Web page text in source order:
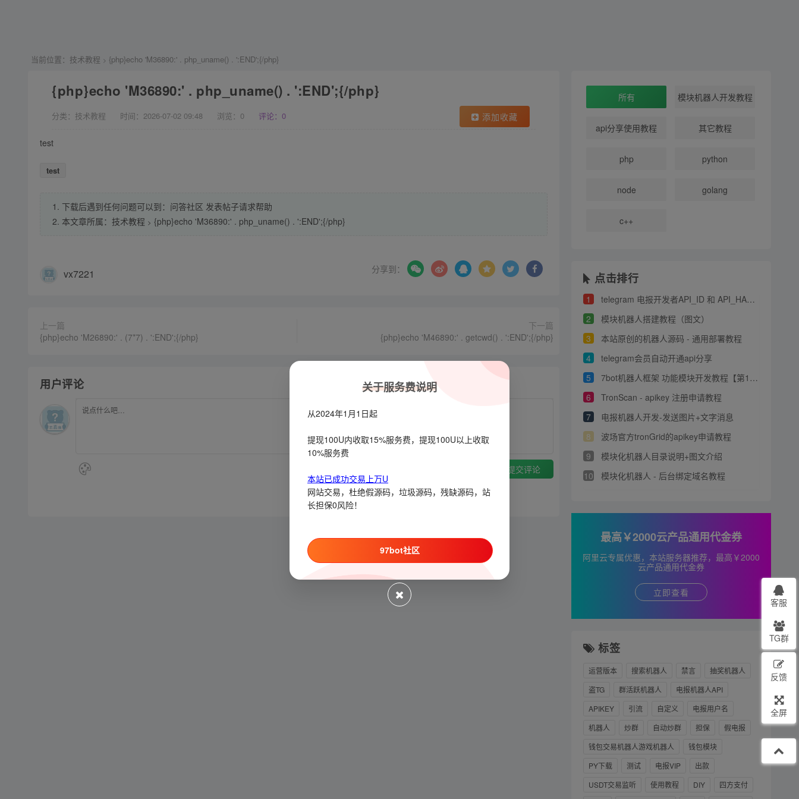
当前位置： 技术教程 > {php}echo 'M36890:' . php_uname() . ':END';{/php}
{php}echo 'M36890:' . php_uname() . ':END';{/php}
分类：技术教程 时间：2026-07-02 09:48 浏览： 0 评论：0 添加收藏
test
test
1. 下载后遇到任何问题可以到：问答社区 发表帖子请求帮助
2. 本文章所属： 技术教程 > {php}echo 'M36890:' . php_uname() . ':END';{/php}
vx7221 分享到：
上一篇
{php}echo 'M26890:' . (7*7) . ':END';{/php}
下一篇
{php}echo 'M46890:' . getcwd() . ':END';{/php}
用户评论
提交评论
所有 模块机器人开发教程
api分享使用教程 其它教程
php python
node golang
c++
点击排行
1
telegram 电报开发者API_ID 和 API_HASH 申请教程
2
模块机器人搭建教程（图文）
3
本站原创的机器人源码 - 通用部署教程
4
telegram会员自动开通api分享
5
7bot机器人框架 功能模块开发教程【第1章】
6
TronScan - apikey 注册申请教程
7
电报机器人开发-发送图片+文字消息
8
波场官方tronGrid的apikey申请教程
9
模块化机器人目录说明+图文介绍
10
模块化机器人 - 后台绑定域名教程
最高￥2000云产品通用代金券
阿里云专属优惠，本站服务器推荐，最高￥2000
云产品通用代金券
立即查看
标签
运营版本 搜索机器人 禁言
抽奖机器人
盗TG
群活跃机器人
电报机器人API
APIKEY
引流 自定义
电报用户名
机器人
炒群 自动炒群 担保
假电报
钱包交易机器人游戏机器人
钱包模块
PY下载
测试 电报VIP
出款
USDT交易监听
使用教程 DIY
四方支付
客服
TG群
反馈
全屏
关于服务费说明
从2024年1月1日起
提现100U内收取15%服务费，提现100U以上收取
10%服务费
本站已成功交易上万U
网站交易，杜绝假源码，垃圾源码，残缺源码，站
长担保0风险！
97bot社区